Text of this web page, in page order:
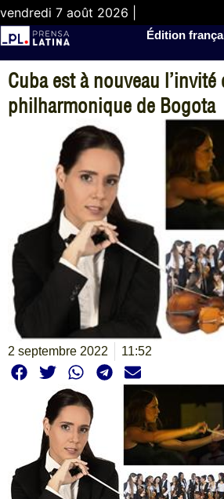
vendredi 7 août 2026 |
Édition
Cuba est à nouveau l’invité
philharmonique de Bogota
2 septembre 2022 11:52